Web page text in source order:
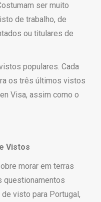
ser muito
de trabalho, de
ou titulares de
populares. Cada
os três últimos vistos
Visa, assim como o
Vistos
morar em terras
questionamentos
visto para Portugal,